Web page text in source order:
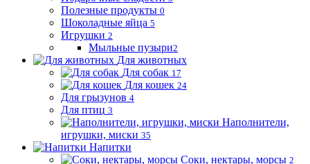
Полезные продукты 0
Шоколадные яйца 5
Игрушки 2
Мыльные пузыри2
Для животных
Для собак 17
Для кошек 24
Для грызунов 4
Для птиц 3
Наполнители,
игрушки, миски 35
Напитки
Соки, нектары, морсы 2